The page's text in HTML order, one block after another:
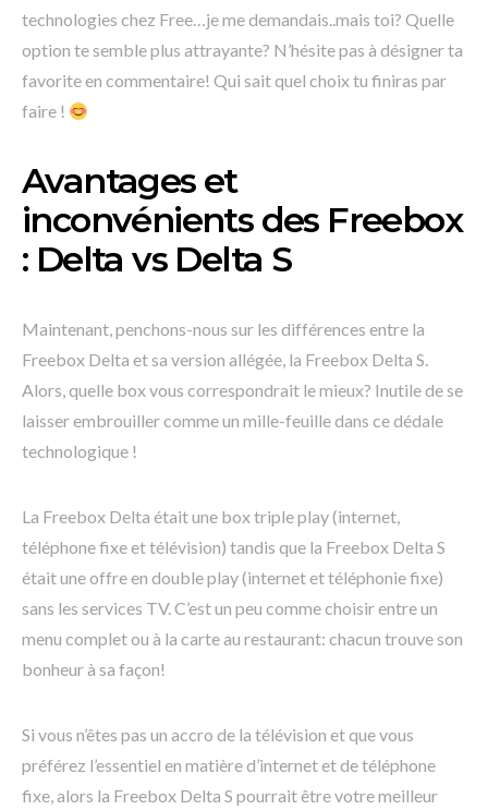
technologies chez Free…je me demandais..mais toi? Quelle
option te semble plus attrayante? N’hésite pas à désigner ta
favorite en commentaire! Qui sait quel choix tu finiras par
faire !
Avantages et
inconvénients des Freebox
: Delta vs Delta S
Maintenant, penchons-nous sur les différences entre la
Freebox Delta et sa version allégée, la Freebox Delta S.
Alors, quelle box vous correspondrait le mieux? Inutile de se
laisser embrouiller comme un mille-feuille dans ce dédale
technologique !
La Freebox Delta était une box triple play (internet,
téléphone fixe et télévision) tandis que la Freebox Delta S
était une offre en double play (internet et téléphonie fixe)
sans les services TV. C’est un peu comme choisir entre un
menu complet ou à la carte au restaurant: chacun trouve son
bonheur à sa façon!
Si vous n’êtes pas un accro de la télévision et que vous
préférez l’essentiel en matière d’internet et de téléphone
fixe, alors la Freebox Delta S pourrait être votre meilleur